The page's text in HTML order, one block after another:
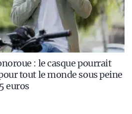
: le casque pourrait
tout le monde sous peine
euros